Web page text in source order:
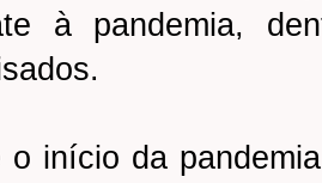
à pandemia,
o início da